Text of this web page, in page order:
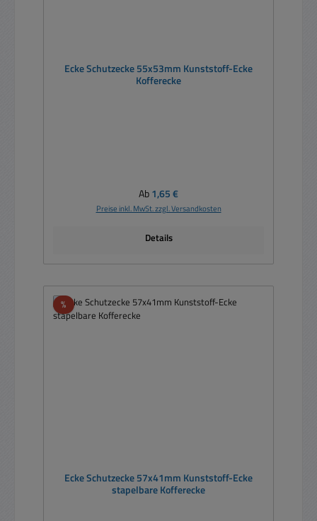
Ecke Schutzecke 55x53mm Kunststoff-Ecke
Kofferecke
Regulärer Preis:
Ab1,65 €
Preise inkl. MwSt. zzgl. Versandkosten
Details
%Rabatt
Ecke Schutzecke 57x41mm Kunststoff-Ecke
stapelbare Kofferecke